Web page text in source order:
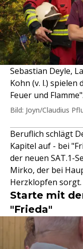
Sebastian Deyle,
Kohn (v. l.)
Feuer und Flamme".
Bild: Joyn/Claudius
Beruflich schlägt
Kapitel auf - bei
der neuen SAT.1-
Mirko, der bei
Herzklopfen sorgt.
Starte mit
"Frieda"